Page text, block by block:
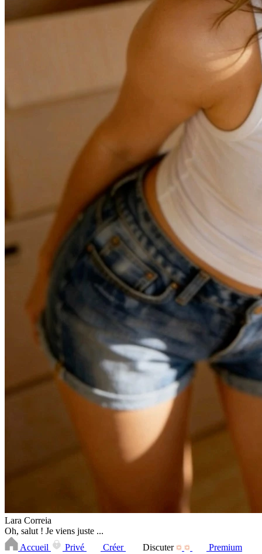
Lara Correia
Oh, salut ! Je viens juste ...
Accueil
Privé Créer Discuter Premium